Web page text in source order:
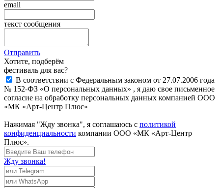
email
текст сообщения
Отправить
Хотите, подберём
фестиваль для вас?
В соответствии с Федеральным законом от 27.07.2006 года
№ 152-ФЗ «О персональных данных» , я даю свое письменное
согласие на обработку персональных данных компанией ООО
«МК «Арт-Центр Плюс»
Нажимая "Жду звонка", я соглашаюсь с политикой
конфиденциальности компании ООО «МК «Арт-Центр
Плюс».
Жду звонка!